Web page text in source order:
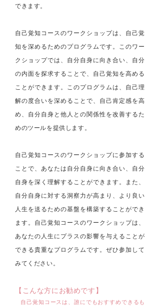
できます。
自己覚知コースのワークショップは、自己覚
知を深めるためのプログラムです。このワー
クショップでは、自分自身に向き合い、自分
の内面を探求することで、自己覚知を高める
ことができます。このプログラムは、自己理
解の度合いを深めることで、自己肯定感を高
め、自分自身と他人との関係性を改善するた
めのツールを提供します。
自己覚知コースのワークショップに参加する
ことで、あなたは自分自身に向き合い、自分
自身を深く理解することができます。また、
自分自身に対する洞察力が高まり、より良い
人生を送るための基盤を構築することができ
ます。自己覚知コースのワークショップは、
あなたの人生にプラスの影響を与えることが
できる貴重なプログラムです。ぜひ参加して
みてください。
【こんな方にお勧めです】
自己覚知コースは、誰にでもおすすめできるも